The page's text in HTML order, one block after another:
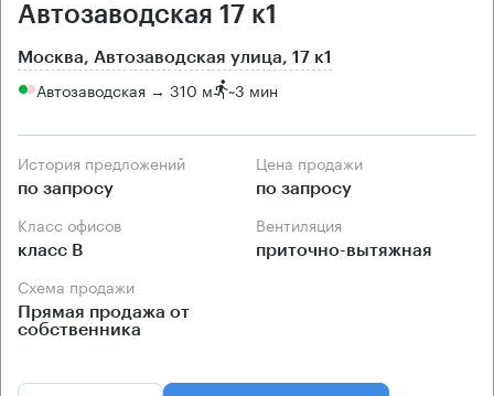
Автозаводская 17 к1
Москва, Автозаводская улица, 17 к1
Автозаводская → 310 м ~3 мин
История предложений
по запросу
Цена продажи
по запросу
Класс офисов
класс B
Вентиляция
приточно-вытяжная
Схема продажи
Прямая продажа от
собственника